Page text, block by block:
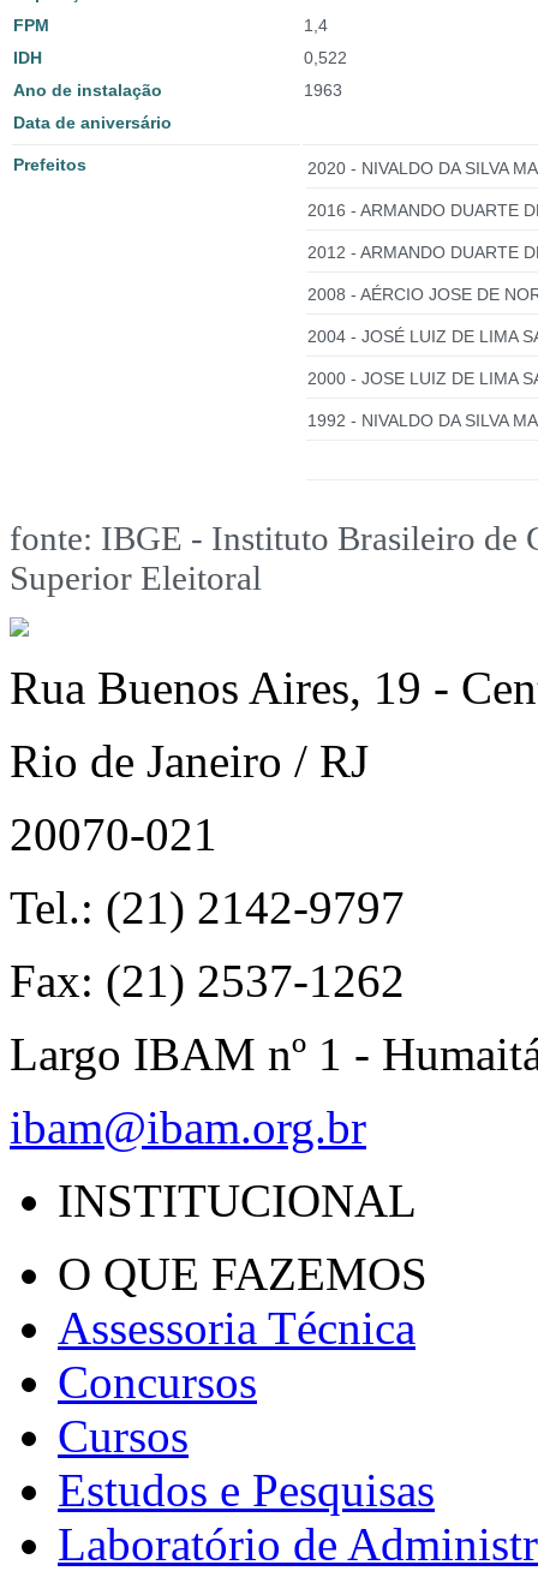
FPM
1,4
IDH
0,522
Ano de instalação
1963
Data de aniversário
Prefeitos 2020 - NIVALDO DA SILVA
2016 - ARMANDO DUARTE
2012 - ARMANDO DUARTE
2008 - AÉRCIO JOSE DE
2004 - JOSÉ LUIZ DE LIMA
2000 - JOSE LUIZ DE LIMA
1992 - NIVALDO DA SILVA
fonte: IBGE - Instituto Brasileiro de
Superior Eleitoral
Rua Buenos Aires, 19 -
Rio de Janeiro / RJ
20070-021
Tel.: (21) 2142-9797
Fax: (21) 2537-1262
Largo IBAM nº 1 -
ibam@ibam.org.br
INSTITUCIONAL
O QUE FAZEMOS
Assessoria Técnica
Concursos
Cursos
Estudos e Pesquisas
Laboratório de